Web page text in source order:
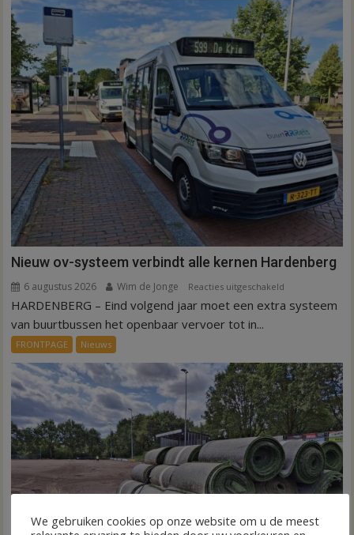
Nieuw ov-systeem verbindt alle kernen Hardenberg
6 augustus 2026 Wim de Jonge Reacties uitgeschakeld
Nieuw
alle
kernen
Hardenberg
HARDENBERG – Eind volgend jaar moet een extra systeem
van buurtbussen het openbaar vervoer tot in...
FRONTPAGE Nieuws
We gebruiken cookies op onze website om u de meest